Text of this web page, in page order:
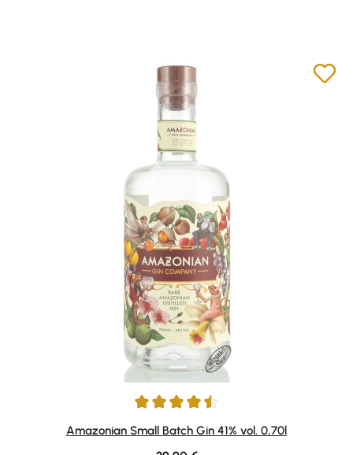
Durchschnittliche Bewertung von 4.4 von 5 Sternen
Amazonian Small Batch Gin 41% vol. 0,70l